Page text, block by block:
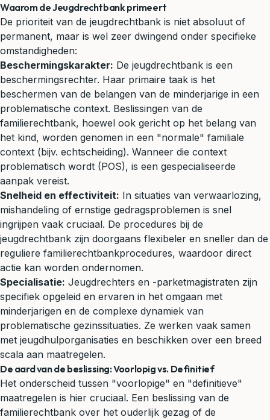
Waarom de Jeugdrechtbank primeert
De prioriteit van de jeugdrechtbank is niet absoluut of
permanent, maar is wel zeer dwingend onder specifieke
omstandigheden:
Beschermingskarakter: De jeugdrechtbank is een
beschermingsrechter. Haar primaire taak is het
beschermen van de belangen van de minderjarige in een
problematische context. Beslissingen van de
familierechtbank, hoewel ook gericht op het belang van
het kind, worden genomen in een "normale" familiale
context (bijv. echtscheiding). Wanneer die context
problematisch wordt (POS), is een gespecialiseerde
aanpak vereist.
Snelheid en effectiviteit: In situaties van verwaarlozing,
mishandeling of ernstige gedragsproblemen is snel
ingrijpen vaak cruciaal. De procedures bij de
jeugdrechtbank zijn doorgaans flexibeler en sneller dan de
reguliere familierechtbankprocedures, waardoor direct
actie kan worden ondernomen.
Specialisatie: Jeugdrechters en -parketmagistraten zijn
specifiek opgeleid en ervaren in het omgaan met
minderjarigen en de complexe dynamiek van
problematische gezinssituaties. Ze werken vaak samen
met jeugdhulporganisaties en beschikken over een breed
scala aan maatregelen.
De aard van de beslissing: Voorlopig vs. Definitief
Het onderscheid tussen "voorlopige" en "definitieve"
maatregelen is hier cruciaal. Een beslissing van de
familierechtbank over het ouderlijk gezag of de